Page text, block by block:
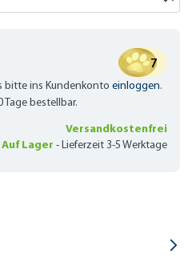
7
bitte ins Kundenkonto einloggen.
Tage bestellbar.
Versandkostenfrei
Auf Lager -Lieferzeit 3-5 Werktage